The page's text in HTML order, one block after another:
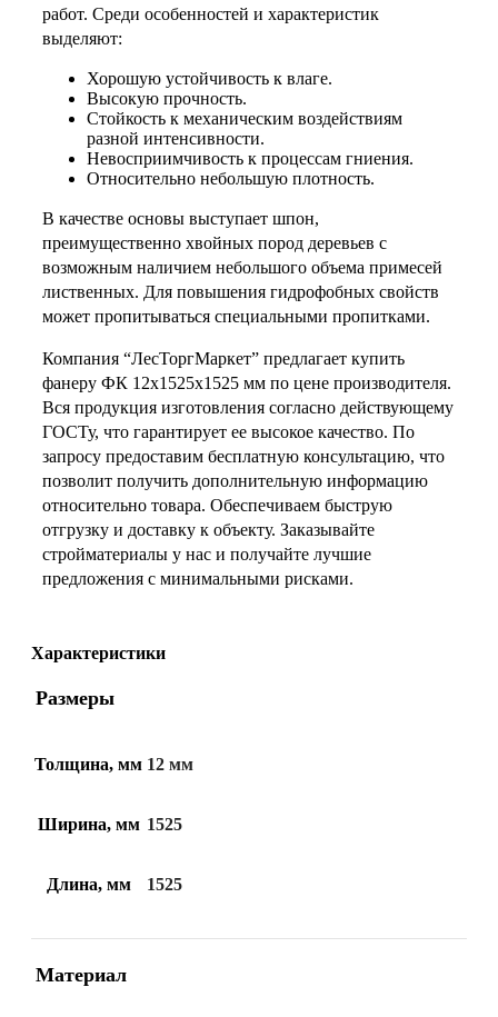
работ. Среди особенностей и характеристик
выделяют:
Хорошую устойчивость к влаге.
Высокую прочность.
Стойкость к механическим воздействиям
разной интенсивности.
Невосприимчивость к процессам гниения.
Относительно небольшую плотность.
В качестве основы выступает шпон,
преимущественно хвойных пород деревьев с
возможным наличием небольшого объема примесей
лиственных. Для повышения гидрофобных свойств
может пропитываться специальными пропитками.
Компания “ЛесТоргМаркет” предлагает купить
фанеру ФК 12х1525х1525 мм по цене производителя.
Вся продукция изготовления согласно действующему
ГОСТу, что гарантирует ее высокое качество. По
запросу предоставим бесплатную консультацию, что
позволит получить дополнительную информацию
относительно товара. Обеспечиваем быструю
отгрузку и доставку к объекту. Заказывайте
стройматериалы у нас и получайте лучшие
предложения с минимальными рисками.
Характеристики
Размеры
Толщина, мм 12 мм
Ширина, мм 1525
Длина, мм 1525
Материал